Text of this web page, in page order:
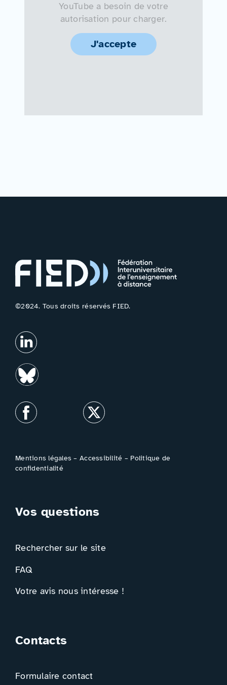
YouTube a besoin de votre
autorisation pour charger.
J'accepte
©2024. Tous droits réservés FIED.
Mentions légales –Accessibilité – Politique de
confidentialité
Vos questions
Rechercher sur le site
FAQ
Votre avis nous intéresse !
Contacts
Formulaire contact